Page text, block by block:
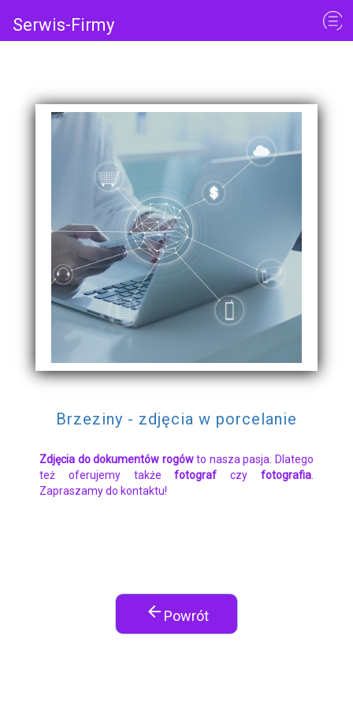
Serwis-Firmy
Brzeziny - zdjęcia w porcelanie
Zdjęcia do dokumentów rogówto nasza pasja. Dlatego
też oferujemy takżefotograf czyfotografia
Zapraszamy do kontaktu!
arrow_back Powrót